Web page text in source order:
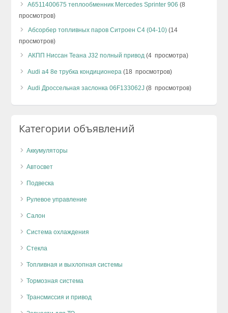
A6511400675 теплообменник Mercedes Sprinter 906 (8
просмотров)
Абсорбер топливных паров Ситроен С4 (04-10) (14
просмотров)
АКПП Ниссан Теана J32 полный привод (4 просмотра)
Audi а4 8e трубка кондиционера (18 просмотров)
Audi Дроссельная заслонка 06F133062J (8 просмотров)
Категории объявлений
Аккумуляторы
Автосвет
Подвеска
Рулевое управление
Салон
Система охлаждения
Стекла
Топливная и выхлопная системы
Тормозная система
Трансмиссия и привод